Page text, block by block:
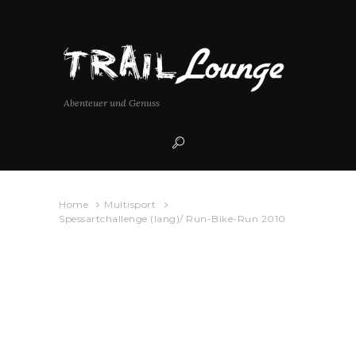
Abenteuer und Genuss
Home
Multisport
Spessartchallenge (lang)/ Run-Bike-Run 2010